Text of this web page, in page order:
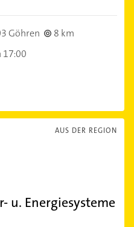
Göhren
8 km
17:00
AUS DER REGION
u. Energiesysteme